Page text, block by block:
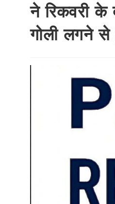
ने रिकवरी के
गोली लगने